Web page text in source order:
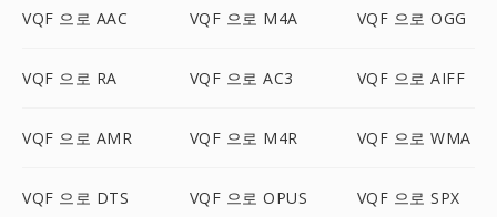
VQF 으로 AAC VQF 으로 M4A VQF 으로 OGG
VQF 으로 RA VQF 으로 AC3 VQF 으로 AIFF
VQF 으로 AMR VQF 으로 M4R VQF 으로 WMA
VQF 으로 DTS VQF 으로 OPUS VQF 으로 SPX